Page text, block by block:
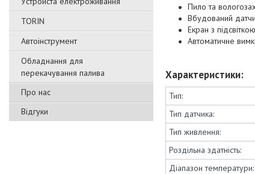
TORIN
Автоінструмент
Обладнання для
перекачування палива
Про нас
Відгуки
Пило та
Вбудований
Екран з
Автоматичне
Характеристики:
Тип:
Тип датчика:
Тип живлення:
Роздільна здатність:
Діапазон температури: